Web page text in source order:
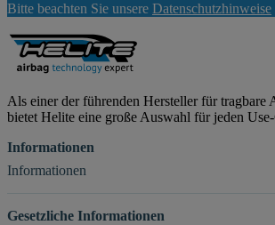
Abonnieren
Bitte beachten Sie unsere Datenschutzhinweise
Als einer der führenden Hersteller für tragbare
bietet Helite eine große Auswahl für jeden Use-
Informationen
Informationen
Gesetzliche Informationen